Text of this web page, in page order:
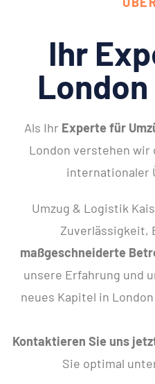
Ihr
Als Ihr Experte für
London verstehen wir
internationaler
Umzug & Logistik
Zuverlässigkeit,
maßgeschneiderte
unsere Erfahrung und
neues Kapitel in
Kontaktieren Sie uns
Sie optimal